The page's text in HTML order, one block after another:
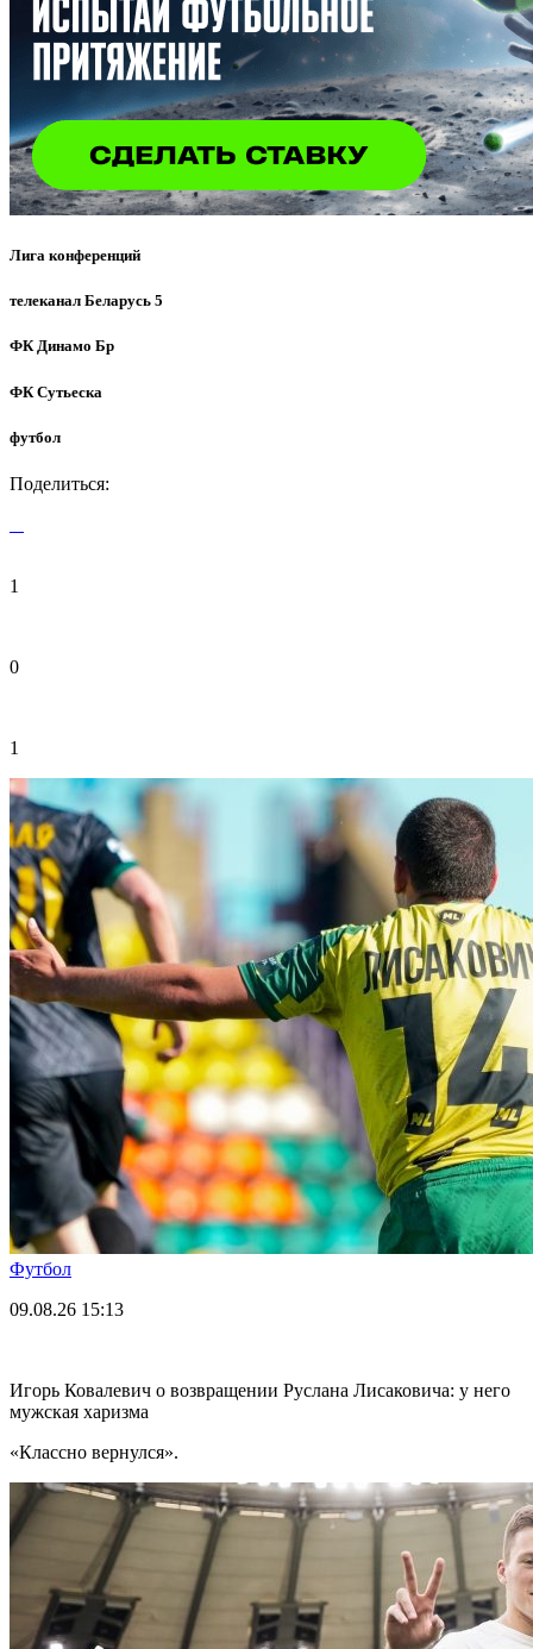
Лига конференций
телеканал Беларусь 5
ФК Динамо Бр
ФК Сутьеска
футбол
Поделиться:
1
0
1
Футбол
09.08.26 15:13
Игорь Ковалевич о возвращении Руслана Лисаковича: у него
мужская харизма
«Классно вернулся».